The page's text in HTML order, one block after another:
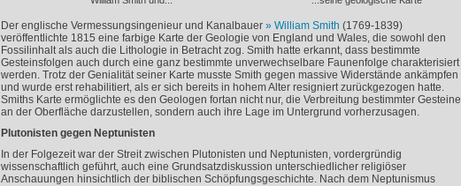
Der englische Vermessungsingenieur und Kanalbauer William Smith (1769-1839)
veröffentlichte 1815 eine farbige Karte der Geologie von England und Wales, die sowohl den
Fossilinhalt als auch die Lithologie in Betracht zog. Smith hatte erkannt, dass bestimmte
Gesteinsfolgen auch durch eine ganz bestimmte unverwechselbare Faunenfolge charakterisiert
werden. Trotz der Genialität seiner Karte musste Smith gegen massive Widerstände ankämpfen
und wurde erst rehabilitiert, als er sich bereits in hohem Alter resigniert zurückgezogen hatte.
Smiths Karte ermöglichte es den Geologen fortan nicht nur, die Verbreitung bestimmter Gesteine
an der Oberfläche darzustellen, sondern auch ihre Lage im Untergrund vorherzusagen.
Plutonisten gegen Neptunisten
In der Folgezeit war der Streit zwischen Plutonisten und Neptunisten, vordergründig
wissenschaftlich geführt, auch eine Grundsatzdiskussion unterschiedlicher religiöser
Anschauungen hinsichtlich der biblischen Schöpfungsgeschichte. Nach dem Neptunismus